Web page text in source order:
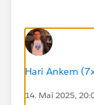
Hari Ankem
14. Mai 2025,